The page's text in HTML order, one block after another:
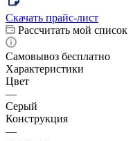
Скачать прайс-лист
Рассчитать мой список
Самовывоз бесплатно
Характеристики
Цвет
—
Серый
Конструкция
—